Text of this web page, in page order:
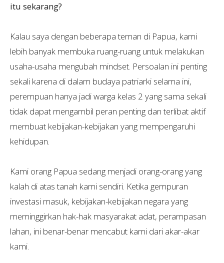
itu sekarang?
Kalau saya dengan beberapa teman di Papua, kami
lebih banyak membuka ruang-ruang untuk melakukan
usaha-usaha mengubah mindset. Persoalan ini penting
sekali karena di dalam budaya patriarki selama ini,
perempuan hanya jadi warga kelas 2 yang sama sekali
tidak dapat mengambil peran penting dan terlibat aktif
membuat kebijakan-kebijakan yang mempengaruhi
kehidupan.
Kami orang Papua sedang menjadi orang-orang yang
kalah di atas tanah kami sendiri. Ketika gempuran
investasi masuk, kebijakan-kebijakan negara yang
meminggirkan hak-hak masyarakat adat, perampasan
lahan, ini benar-benar mencabut kami dari akar-akar
kami.